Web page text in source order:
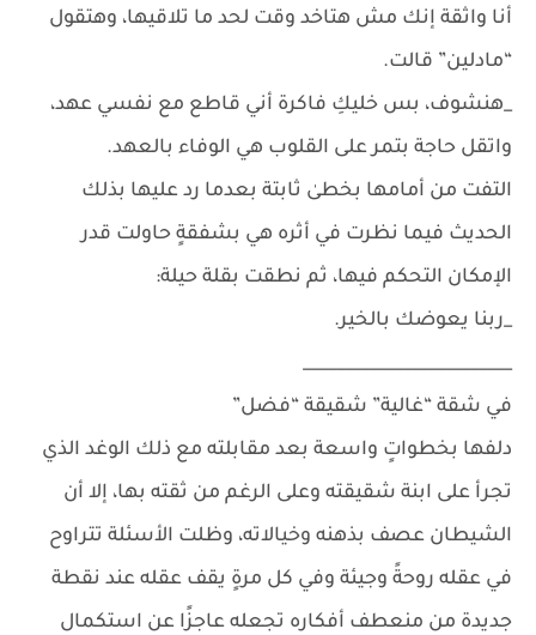
أنا واثقة إنك مش هتاخد وقت لحد ما تلاقيها، وهتقول
“مادلين” قالت.
_هنشوف، بس خليكِ فاكرة أني قاطع مع نفسي عهد،
واتقل حاجة بتمر على القلوب هي الوفاء بالعهد.
التفت من أمامها بخطىٰ ثابتة بعدما رد عليها بذلك
الحديث فيما نظرت في أثره هي بشفقةٍ حاولت قدر
الإمكان التحكم فيها، ثم نطقت بقلة حيلة:
_ربنا يعوضك بالخير.
_________________________
في شقة “غالية” شقيقة “فضل”
دلفها بخطواتٍ واسعة بعد مقابلته مع ذلك الوغد الذي
تجرأ على ابنة شقيقته وعلى الرغم من ثقته بها، إلا أن
الشيطان عصف بذهنه وخيالاته، وظلت الأسئلة تتراوح
في عقله روحةً وجيئة وفي كل مرةٍ يقف عقله عند نقطة
جديدة من منعطف أفكاره تجعله عاجزًا عن استكمال